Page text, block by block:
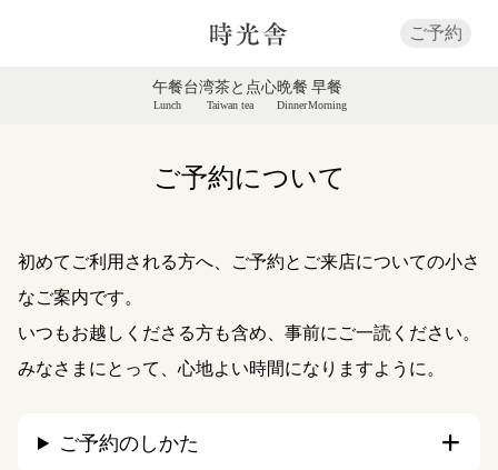
ご予約
午餐
Lunch
台湾茶と点心
Taiwan tea
晩餐
Dinner
早餐
Morning
ご予約について
初めてご利用される方へ、ご予約とご来店についての小さ
なご案内です。
いつもお越しくださる方も含め、事前にご一読ください。
みなさまにとって、心地よい時間になりますように。
ご予約のしかた